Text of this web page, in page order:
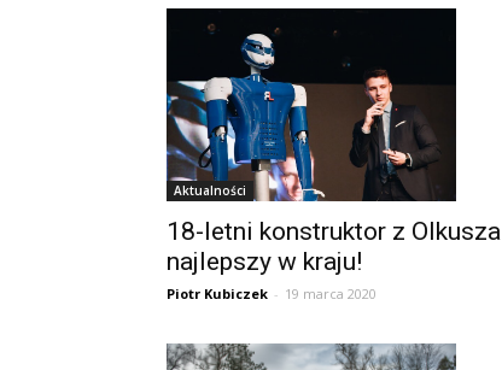
Aktualności
18-letni konstruktor z Olkusza
najlepszy w kraju!
Piotr Kubiczek - 19 marca 2020